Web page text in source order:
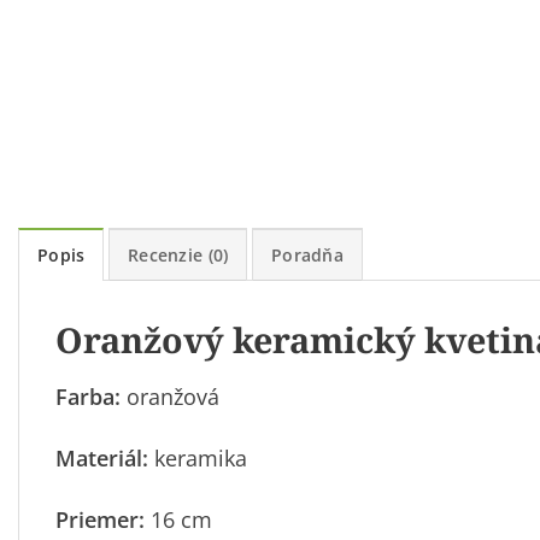
Popis Recenzie (0) Poradňa
Oranžový keramický
Farba: oranžová
Materiál: keramika
Priemer: 16 cm